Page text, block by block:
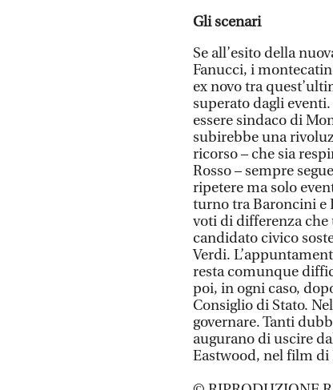
Gli scenari
Se all’esito della
Fanucci, i
ex novo tra
superato dagli eventi.
essere sindaco di
subirebbe una
ricorso – che sia
Rosso – sempre
ripetere ma solo
turno tra Baroncini e
voti di differenza che
candidato civico
Verdi.
resta comunque
poi, in ogni caso,
Consiglio di Stato.
governare. Tanti
augurano di uscire
Eastwood, nel film di